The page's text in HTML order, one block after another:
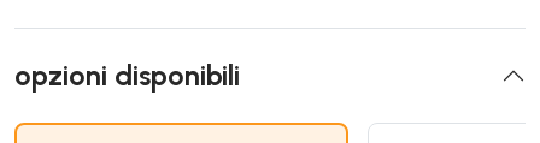
opzioni disponibili